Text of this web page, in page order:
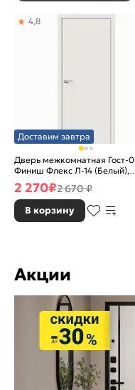
Доставим завтра
Дверь межкомнатная Гост-0
Финиш Флекс Л-14 (Белый),
глухая, каркасно-щитовая
4,8
2 270₽2 670 ₽
В корзину
Акции